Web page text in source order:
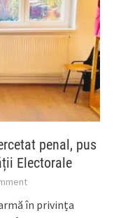
penal, pus
Electorale
în privința